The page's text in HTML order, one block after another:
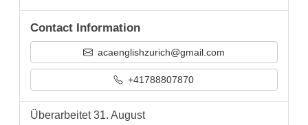
Contact Information
acaenglishzurich@gmail.com
+41788807870
Überarbeitet 31. August